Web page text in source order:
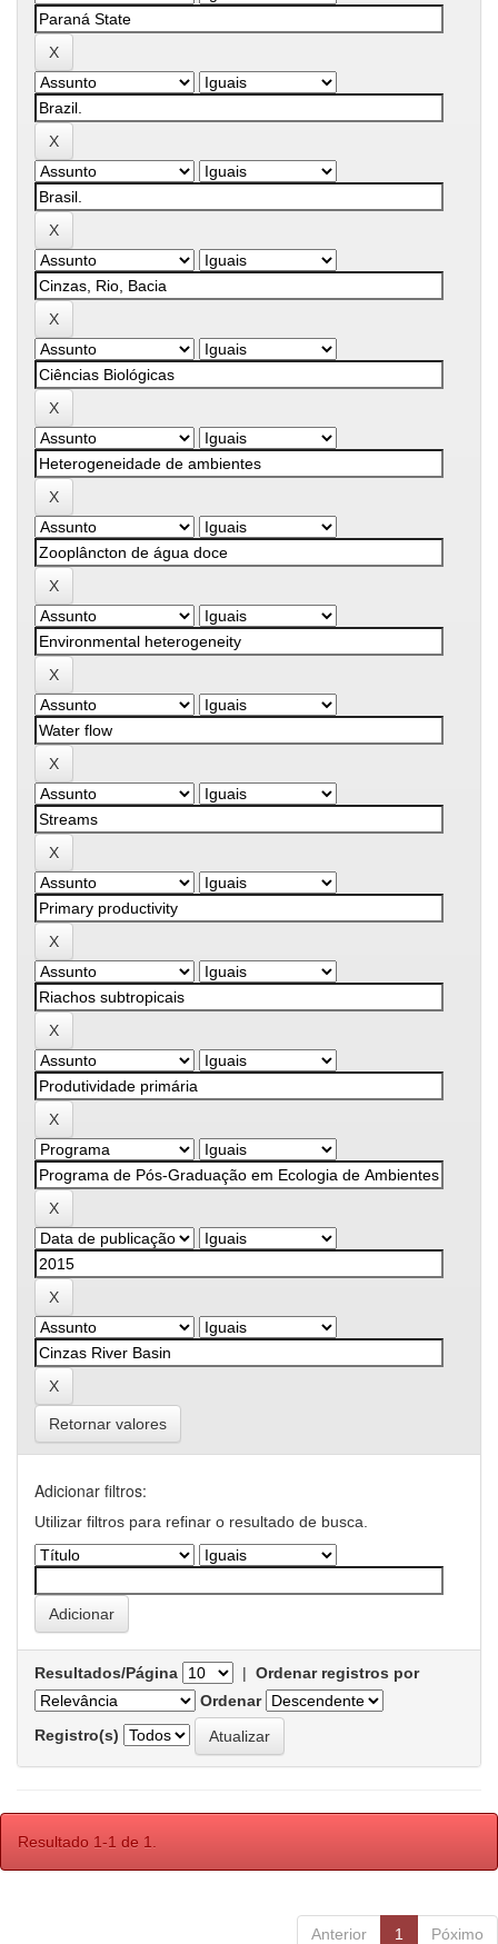
Retornar valores
Adicionar filtros:
Utilizar filtros para refinar o resultado de busca.
Resultados/Página | Ordenar registros por
Ordenar
Registro(s)
Resultado 1-1 de 1.
Anterior 1 Póximo